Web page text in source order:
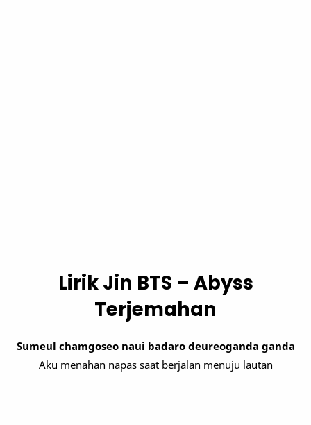
Lirik Jin BTS – Abyss
Terjemahan
Sumeul chamgoseo naui badaro deureoganda ganda
Aku menahan napas saat berjalan menuju lautan